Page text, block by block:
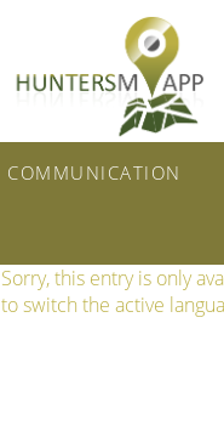
COMMUNICATION
Sorry, this entry is only
to switch the active